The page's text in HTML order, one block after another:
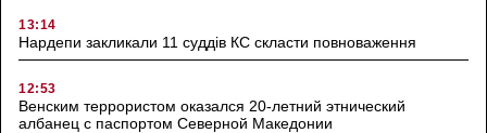
13:14
Нардепи закликали 11 суддів КС скласти повноваження
12:53
Венским террористом оказался 20-летний этнический
албанец с паспортом Северной Македонии